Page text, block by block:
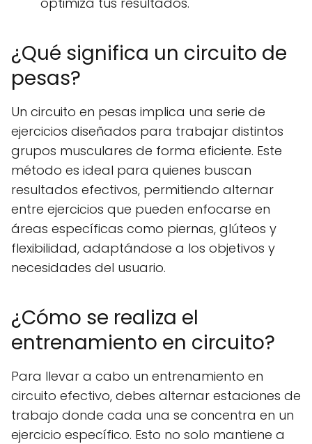
¿Qué significa un circuito de
pesas?
Un circuito en pesas implica una serie de
ejercicios diseñados para trabajar distintos
grupos musculares de forma eficiente. Este
método es ideal para quienes buscan
resultados efectivos, permitiendo alternar
entre ejercicios que pueden enfocarse en
áreas específicas como piernas, glúteos y
flexibilidad, adaptándose a los objetivos y
necesidades del usuario.
¿Cómo se realiza el
entrenamiento en circuito?
Para llevar a cabo un entrenamiento en
circuito efectivo, debes alternar estaciones de
trabajo donde cada una se concentra en un
ejercicio específico. Esto no solo mantiene a